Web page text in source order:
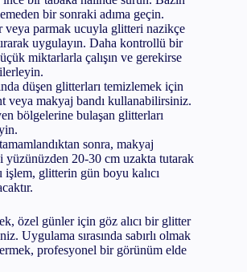
bir sonraki adıma geçin.
veya parmak ucuyla glitteri nazikçe
uygulayın. Daha kontrollü bir
miktarlarla çalışın ve gerekirse
düşen glitterları temizlemek için
veya makyaj bandı kullanabilirsiniz.
bölgelerine bulaşan glitterları
sonra, makyaj
yüzünüzden 20-30 cm uzakta tutarak
işlem, glitterin gün boyu kalıcı
özel günler için göz alıcı bir glitter
Uygulama sırasında sabırlı olmak
profesyonel bir görünüm elde